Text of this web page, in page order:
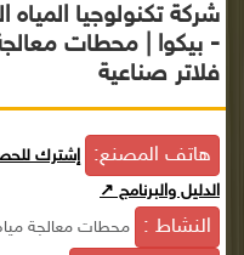
شركة تكنولوجيا المياه
- بيكوا | محطات
فلاتر صناعية
هاتف المصنع: إشترك
الدليل والبرنامج ↗
النشاط : محطات معالجة